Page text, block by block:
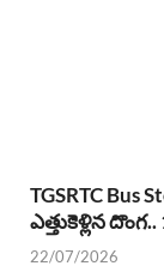
TGSRTC Bus
ఎత్తుకెళ్లిన
22/07/2026